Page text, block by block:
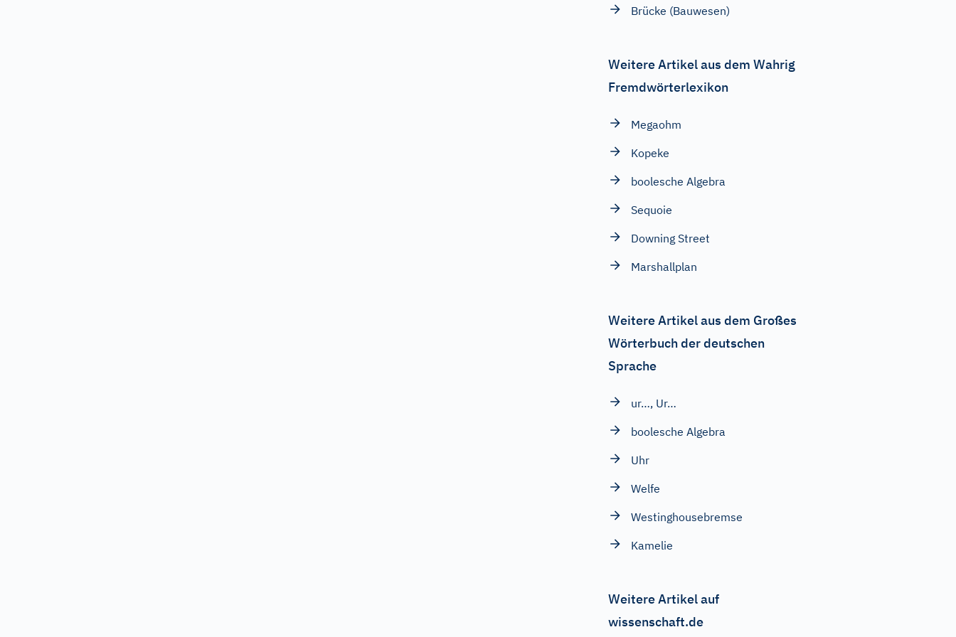
Brücke (Bauwesen)
Weitere Artikel aus dem Wahrig
Fremdwörterlexikon
Megaohm
Kopeke
boolesche Algebra
Sequoie
Downing Street
Marshallplan
Weitere Artikel aus dem Großes
Wörterbuch der deutschen
Sprache
ur…, Ur…
boolesche Algebra
Uhr
Welfe
Westinghousebremse
Kamelie
Weitere Artikel auf
wissenschaft.de